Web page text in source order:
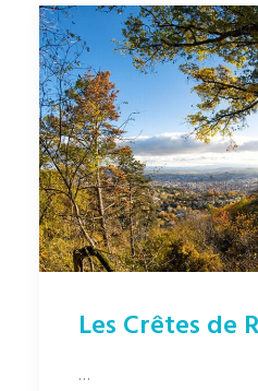
Les Crêtes de
…